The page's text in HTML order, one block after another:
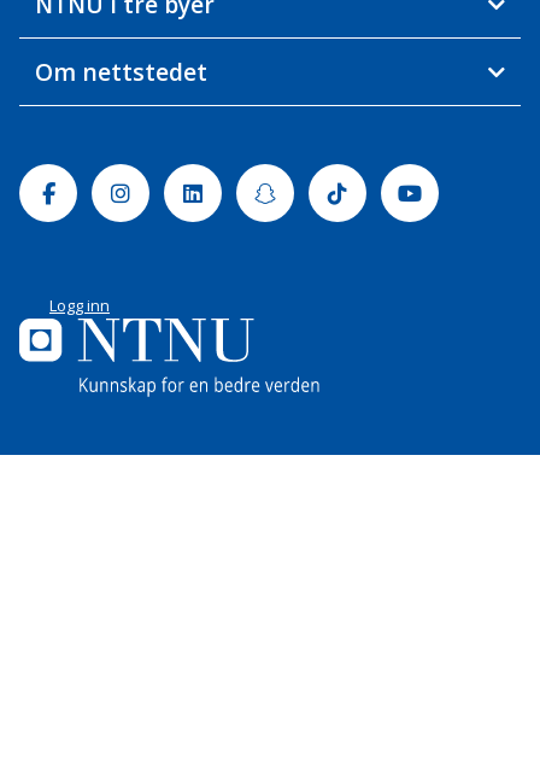
Om nettstedet
FacebookInstagramLinkedinSnapchatTiktok Youtube
Logg inn